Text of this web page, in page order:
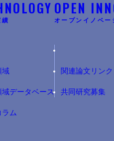
域
域データベース
ム
OPEN
オープンイノベー
関連論文リンク
共同研究募集